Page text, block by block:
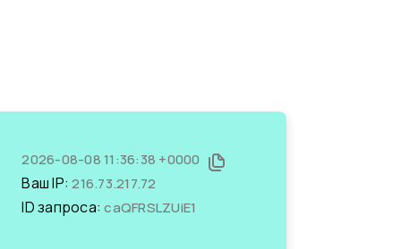
2026-08-08 11:36:38 +0000
Ваш IP:216.73.217.72
ID запроса:caQFRSLZUiE1